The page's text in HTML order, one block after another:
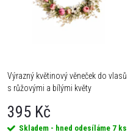
Výrazný květinový věneček do vlasů
s růžovými a bílými květy
395 Kč
Skladem - hned odesíláme 7 ks